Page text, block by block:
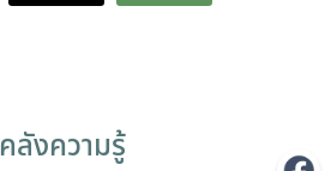
คลังความรู้